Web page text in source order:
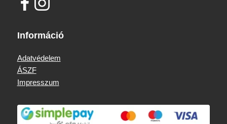
Információ
Adatvédelem
ÁSZF
Impresszum